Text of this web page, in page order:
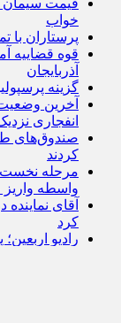
خواب
پرستاران با
قوه قضاییه
آذربایجان
گزینه
آخرین
انفجاری
صندوق‌های
کردند
مرحله نخست
واسطه
کرد
رادیو